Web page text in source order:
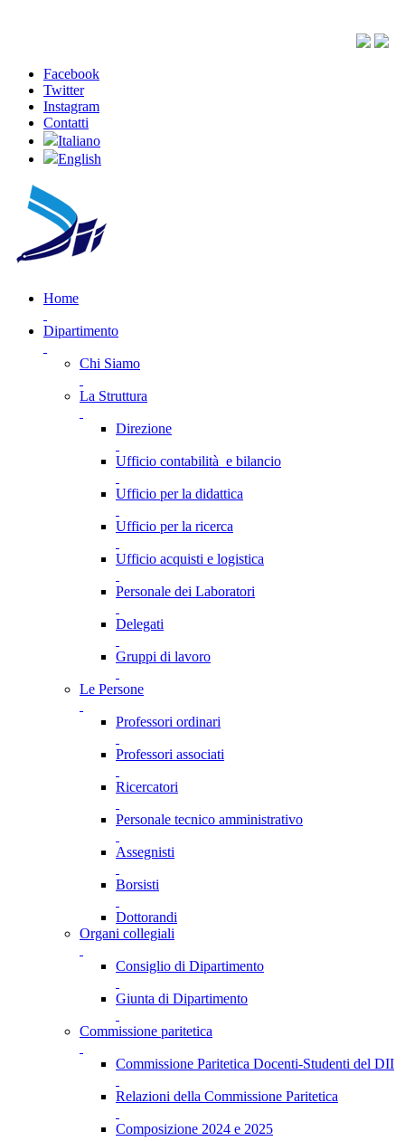
Facebook
Twitter
Instagram
Contatti
Italiano
English
Home
Dipartimento
Chi Siamo
La Struttura
Direzione
Ufficio contabilità e bilancio
Ufficio per la didattica
Ufficio per la ricerca
Ufficio acquisti e logistica
Personale dei Laboratori
Delegati
Gruppi di lavoro
Le Persone
Professori ordinari
Professori associati
Ricercatori
Personale tecnico amministrativo
Assegnisti
Borsisti
Dottorandi
Organi collegiali
Consiglio di Dipartimento
Giunta di Dipartimento
Commissione paritetica
Commissione Paritetica Docenti-Studenti del DII
Relazioni della Commissione Paritetica
Composizione 2024 e 2025